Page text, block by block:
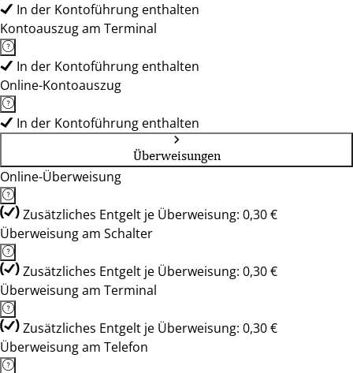
In der Kontoführung enthalten
Kontoauszug am Terminal
In der Kontoführung enthalten
Online-Kontoauszug
In der Kontoführung enthalten
Überweisungen
Online-Überweisung
Zusätzliches Entgelt je Überweisung: 0,30 €
Überweisung am Schalter
Zusätzliches Entgelt je Überweisung: 0,30 €
Überweisung am Terminal
Zusätzliches Entgelt je Überweisung: 0,30 €
Überweisung am Telefon